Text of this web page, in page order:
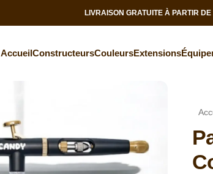
LIVRAISON GRATUITE À PARTIR
AccueilConstructeursCouleursExtensions